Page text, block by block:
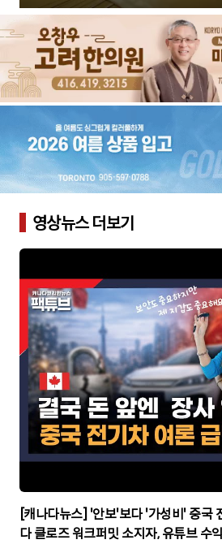
영상뉴스 더보기
▶
[캐나다뉴스] '안보'보다 '가성비' 중국
다 클로즈 워크퍼밋 소지자, 유튜브 수익은 불법? |